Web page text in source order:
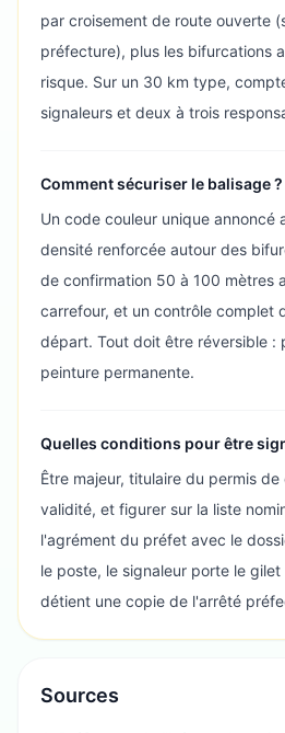
par croisement de route ouverte
préfecture), plus les bifurcations
risque. Sur un 30 km type,
signaleurs et deux à trois
Comment sécuriser le balisage ?
Un code couleur unique annoncé
densité renforcée autour des
de confirmation 50 à 100 mètres
carrefour, et un contrôle complet
départ. Tout doit être réversible :
peinture permanente.
Quelles conditions pour être
Être majeur, titulaire du permis
validité, et figurer sur la liste
l'agrément du préfet avec le
le poste, le signaleur porte le
détient une copie de l'arrêté
Sources